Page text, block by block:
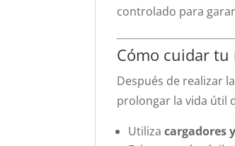
controlado para
Cómo cuidar tu
Después de realizar
prolongar la vida útil
Utilizacargadores